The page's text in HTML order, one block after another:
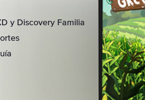
Heartland
Tecnología en Todo el Hogar
Integración con Amazon Alexa
y Discovery Familia